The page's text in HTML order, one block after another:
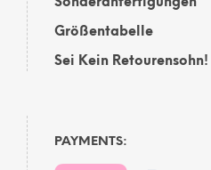
Sonderanfertigungen
Größentabelle
Sei Kein Retourensohn!
PAYMENTS: